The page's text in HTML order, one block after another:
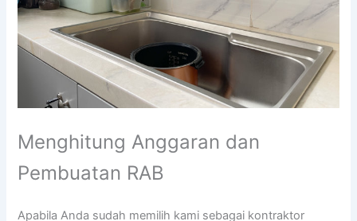
Menghitung Anggaran dan
Pembuatan RAB
Apabila Anda sudah memilih kami sebagai kontraktor